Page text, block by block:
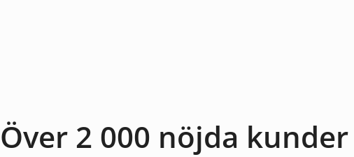
Över 2 000 nöjda kunder